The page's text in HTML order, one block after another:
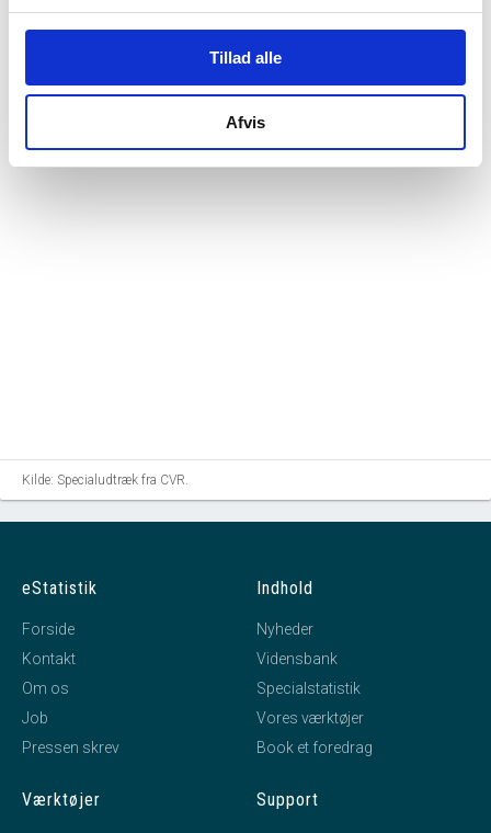
Tillad alle
Afvis
Kilde: Specialudtræk fra CVR.
eStatistik
Forside
Kontakt
Om os
Job
Pressen skrev
Indhold
Nyheder
Vidensbank
Specialstatistik
Vores værktøjer
Book et foredrag
Værktøjer Support